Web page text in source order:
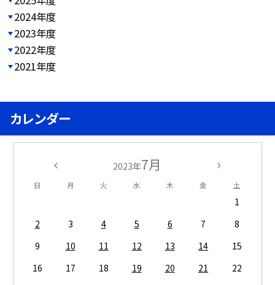
2024年度
2023年度
2022年度
2021年度
カレンダー
2023年7月
日 月 火 水 木 金 土
1
2
3 4 5 6 7
8
9
10 11 12 13 14
15
16
17 18 19 20 21
22